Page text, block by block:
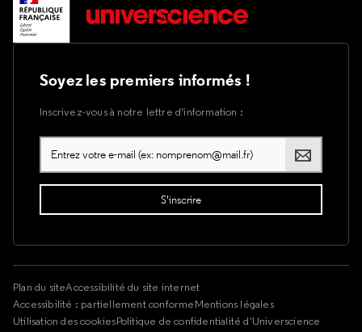
Soyez les premiers informés !
Inscrivez-vous à notre lettre d’information :
Plan du siteAccessibilité du site internet
Accessibilité : partiellement conformeMentions légales
Utilisation des cookiesPolitique de confidentialité d'Universcience